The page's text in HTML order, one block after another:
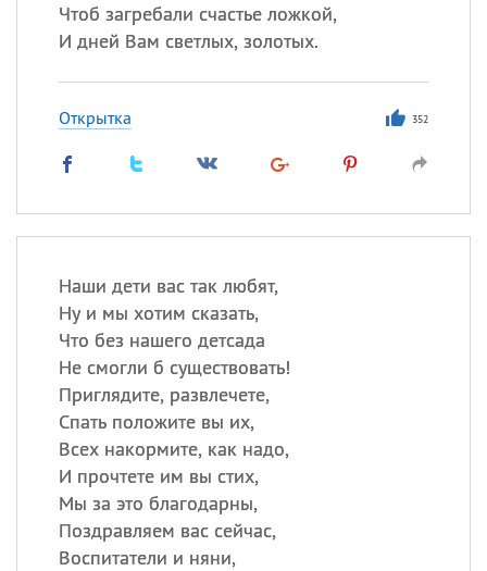
Чтоб загребали счастье ложкой,
И дней Вам светлых, золотых.
Открытка 352
Наши дети вас так любят,
Ну и мы хотим сказать,
Что без нашего детсада
Не смогли б существовать!
Приглядите, развлечете,
Спать положите вы их,
Всех накормите, как надо,
И прочтете им вы стих,
Мы за это благодарны,
Поздравляем вас сейчас,
Воспитатели и няни,